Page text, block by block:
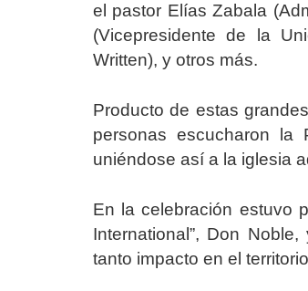
el pastor Elías Zabala
(Vicepresidente de la
Written), y otros más.
Producto de estas
personas escucharon
uniéndose así a la iglesia
En la celebración estuvo
International”, Don
tanto impacto en el